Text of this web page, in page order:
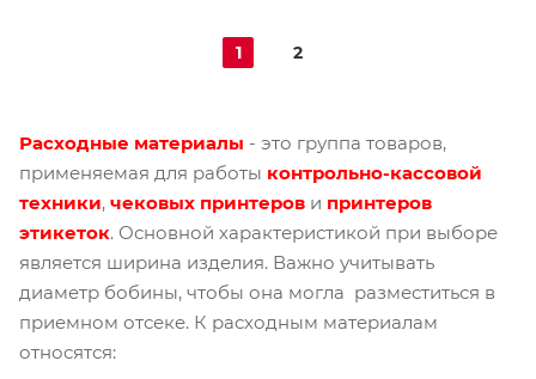
1 2
Расходные материалы - это группа товаров,
применяемая для работы контрольно-кассовой
техники, чековых принтеров и принтеров
этикеток. Основной характеристикой при выборе
является ширина изделия. Важно учитывать
диаметр бобины, чтобы она могла разместиться в
приемном отсеке. К расходным материалам
относятся: